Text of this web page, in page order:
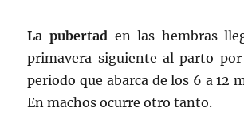
La pubertad en las hembras
primavera siguiente al parto
periodo que abarca de los 6 a 12
En machos ocurre otro tanto.